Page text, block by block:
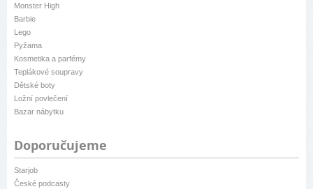
Monster High
Barbie
Lego
Pyžama
Kosmetika a parfémy
Teplákové soupravy
Dětské boty
Ložní povlečení
Bazar nábytku
Doporučujeme
Starjob
České podcasty